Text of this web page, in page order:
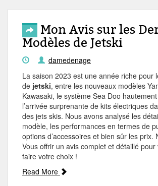
Mon Avis sur les
Modèles de Jetski
damedenage
La saison 2023 est une année riche pour
de jetski, entre les nouveaux modèles
Kawasaki, le système Sea Doo
l’arrivée surprenante de kits électriques
des jets skis. Nous avons analysé les
modèle, les performances en termes de
options d’accessoires et bien sûr les prix.
Vous offrir un avis complet et détaillé
faire votre choix !
Read More